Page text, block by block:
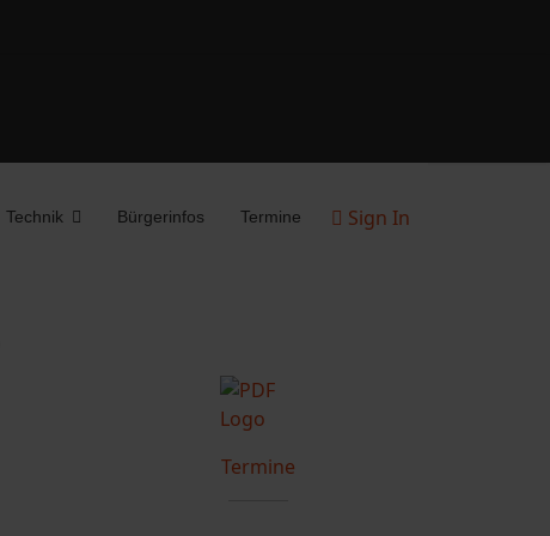
Technik Bürgerinfos Termine Sign In
Termine